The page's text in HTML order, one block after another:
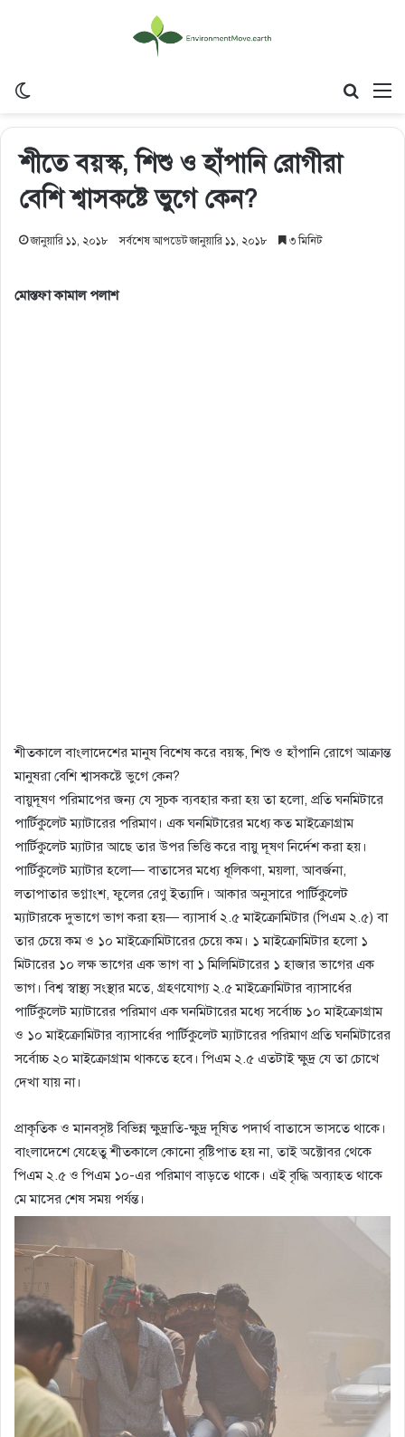
শীতে বয়স্ক, শিশু ও হাঁপানি রোগীরা
বেশি শ্বাসকষ্টে ভুগে কেন?
জানুয়ারি ১১, ২০১৮ সর্বশেষ আপডেট জানুয়ারি ১১, ২০১৮ ৩ মিনিট
মোস্তফা কামাল পলাশ
শীতকালে বাংলাদেশের মানুষ বিশেষ করে বয়স্ক, শিশু ও হাঁপানি রোগে আক্রান্ত
মানুষরা বেশি শ্বাসকষ্টে ভুগে কেন?
বায়ুদূষণ পরিমাপের জন্য যে সূচক ব্যবহার করা হয় তা হলো, প্রতি ঘনমিটারে
পার্টিকুলেট ম্যাটারের পরিমাণ। এক ঘনমিটারের মধ্যে কত মাইক্রোগ্রাম
পার্টিকুলেট ম্যাটার আছে তার উপর ভিত্তি করে বায়ু দূষণ নির্দেশ করা হয়।
পার্টিকুলেট ম্যাটার হলো— বাতাসের মধ্যে ধূলিকণা, ময়লা, আবর্জনা,
লতাপাতার ভগ্নাংশ, ফুলের রেণু ইত্যাদি। আকার অনুসারে পার্টিকুলেট
ম্যাটারকে দুভাগে ভাগ করা হয়— ব্যাসার্ধ ২.৫ মাইক্রোমিটার (পিএম ২.৫) বা
তার চেয়ে কম ও ১০ মাইক্রোমিটারের চেয়ে কম। ১ মাইক্রোমিটার হলো ১
মিটারের ১০ লক্ষ ভাগের এক ভাগ বা ১ মিলিমিটারের ১ হাজার ভাগের এক
ভাগ। বিশ্ব স্বাস্থ্য সংস্থার মতে, গ্রহণযোগ্য ২.৫ মাইক্রোমিটার ব্যাসার্ধের
পার্টিকুলেট ম্যাটারের পরিমাণ এক ঘনমিটারের মধ্যে সর্বোচ্চ ১০ মাইক্রোগ্রাম
ও ১০ মাইক্রোমিটার ব্যাসার্ধের পার্টিকুলেট ম্যাটারের পরিমাণ প্রতি ঘনমিটারের
সর্বোচ্চ ২০ মাইক্রোগ্রাম থাকতে হবে। পিএম ২.৫ এতটাই ক্ষুদ্র যে তা চোখে
দেখা যায় না।
প্রাকৃতিক ও মানবসৃষ্ট বিভিন্ন ক্ষুদ্রাতি-ক্ষুদ্র দূষিত পদার্থ বাতাসে ভাসতে থাকে।
বাংলাদেশে যেহেতু শীতকালে কোনো বৃষ্টিপাত হয় না, তাই অক্টোবর থেকে
পিএম ২.৫ ও পিএম ১০-এর পরিমাণ বাড়তে থাকে। এই বৃদ্ধি অব্যাহত থাকে
মে মাসের শেষ সময় পর্যন্ত।